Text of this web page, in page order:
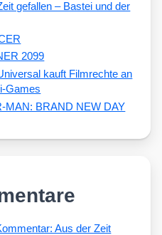
gefallen – Bastei und der
2099
kauft Filmrechte an
Games
MAN: BRAND NEW DAY
Aus der Zeit